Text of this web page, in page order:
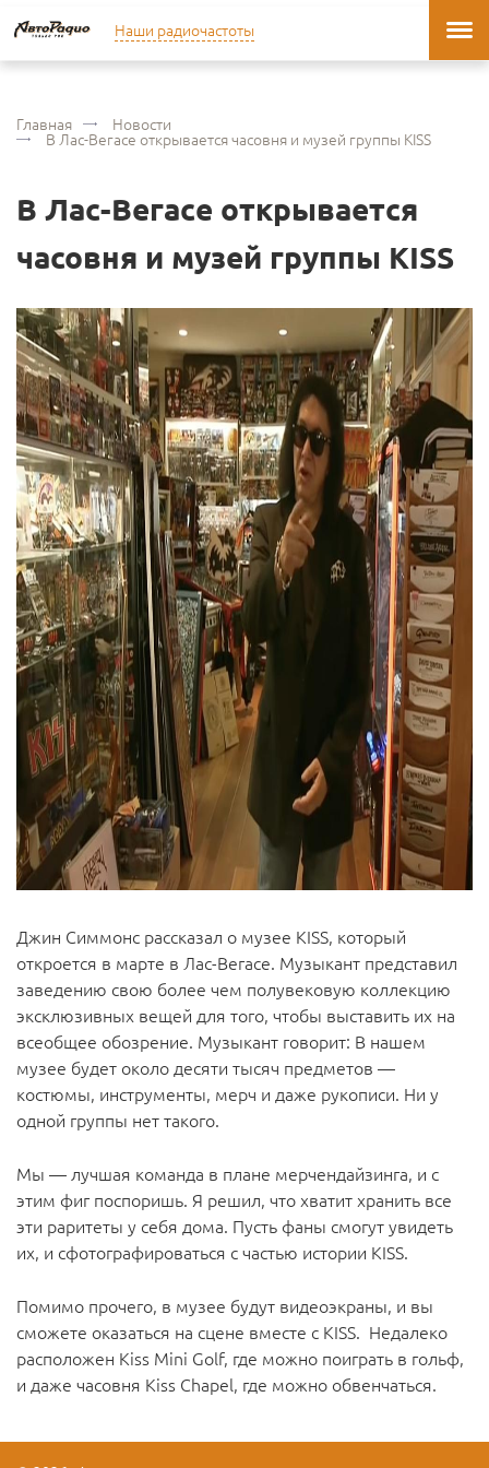
Наши радиочастоты
Главная Новости
В Лас-Вегасе открывается часовня и музей группы KISS
В Лас-Вегасе открывается
часовня и музей группы KISS
Джин Симмонс рассказал о музее KISS, который
откроется в марте в Лас-Вегасе. Музыкант представил
заведению свою более чем полувековую коллекцию
эксклюзивных вещей для того, чтобы выставить их на
всеобщее обозрение. Музыкант говорит: В нашем
музее будет около десяти тысяч предметов —
костюмы, инструменты, мерч и даже рукописи. Ни у
одной группы нет такого.
Мы — лучшая команда в плане мерчендайзинга, и с
этим фиг поспоришь. Я решил, что хватит хранить все
эти раритеты у себя дома. Пусть фаны смогут увидеть
их, и сфотографироваться с частью истории KISS.
Помимо прочего, в музее будут видеоэкраны, и вы
сможете оказаться на сцене вместе с KISS. Недалеко
расположен Kiss Mini Golf, где можно поиграть в гольф,
и даже часовня Kiss Chapel, где можно обвенчаться.